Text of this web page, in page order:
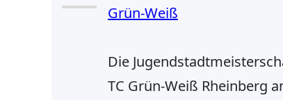
Die
TC Grün-Weiß Rheinberg